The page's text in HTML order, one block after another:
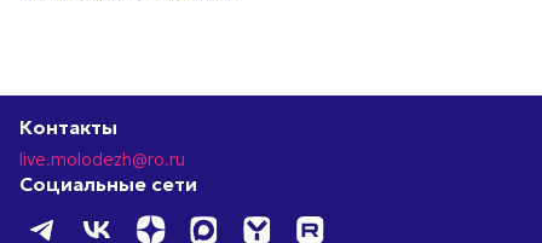
Контакты
live.molodezh@ro.ru
Социальные сети